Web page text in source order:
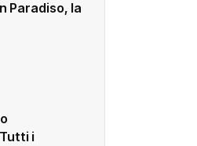
Paradiso, la
i